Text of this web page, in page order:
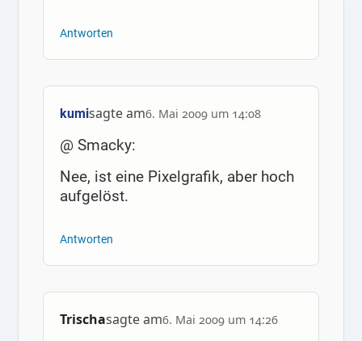
Antworten
kumisagte am6. Mai 2009 um 14:08
@ Smacky:
Nee, ist eine Pixelgrafik, aber hoch
aufgelöst.
Antworten
Trischasagte am6. Mai 2009 um 14:26